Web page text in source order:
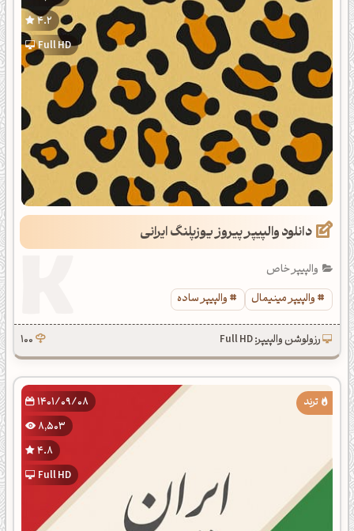
4.2
Full HD
دانلود والپیپر پیروز یوزپلنگ ایرانی
والپیپر خاص
والپیپر مینیمال
والپیپر ساده
رزولوشن والپیپر: Full HD 100
1401/09/08
8,503
4.8
Full HD